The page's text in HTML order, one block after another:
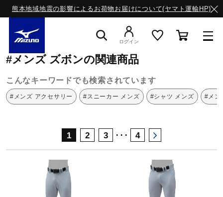
熊本地域地震の影響によるお荷物お届けについて(ヤマト運輸HP)
ライフスタイルウエア
ランニング
サッカー／フットサル
ログイン
ミズノ公式オンライン
#メンズ ズボンの関連商品
こんなキーワードでも検索されています
#メンズ アクセサリー #スニーカー メンズ #シャツ メンズ #メン
1 2 3 ･･･ 4